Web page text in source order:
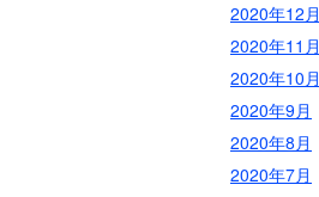
2020年12月
2020年11月
2020年10月
2020年9月
2020年8月
2020年7月